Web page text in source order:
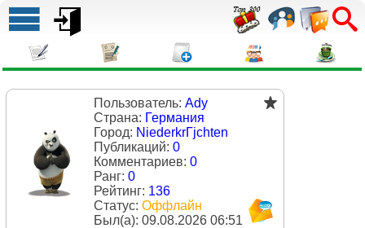
Пользователь: Ady
Страна: Германия
Город: NiederkrГјchten
Публикаций: 0
Комментариев: 0
Ранг: 0
Рейтинг: 136
Статус: Оффлайн
Был(a): 09.08.2026 06:51